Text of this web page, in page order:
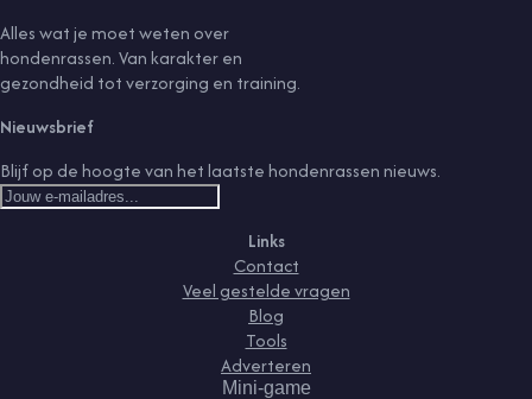
Alles wat je moet weten over
hondenrassen. Van karakter en
gezondheid tot verzorging en training.
Nieuwsbrief
Blijf op de hoogte van het laatste hondenrassen nieuws.
Links
Contact
Veel gestelde vragen
Blog
Tools
Adverteren
Mini-game